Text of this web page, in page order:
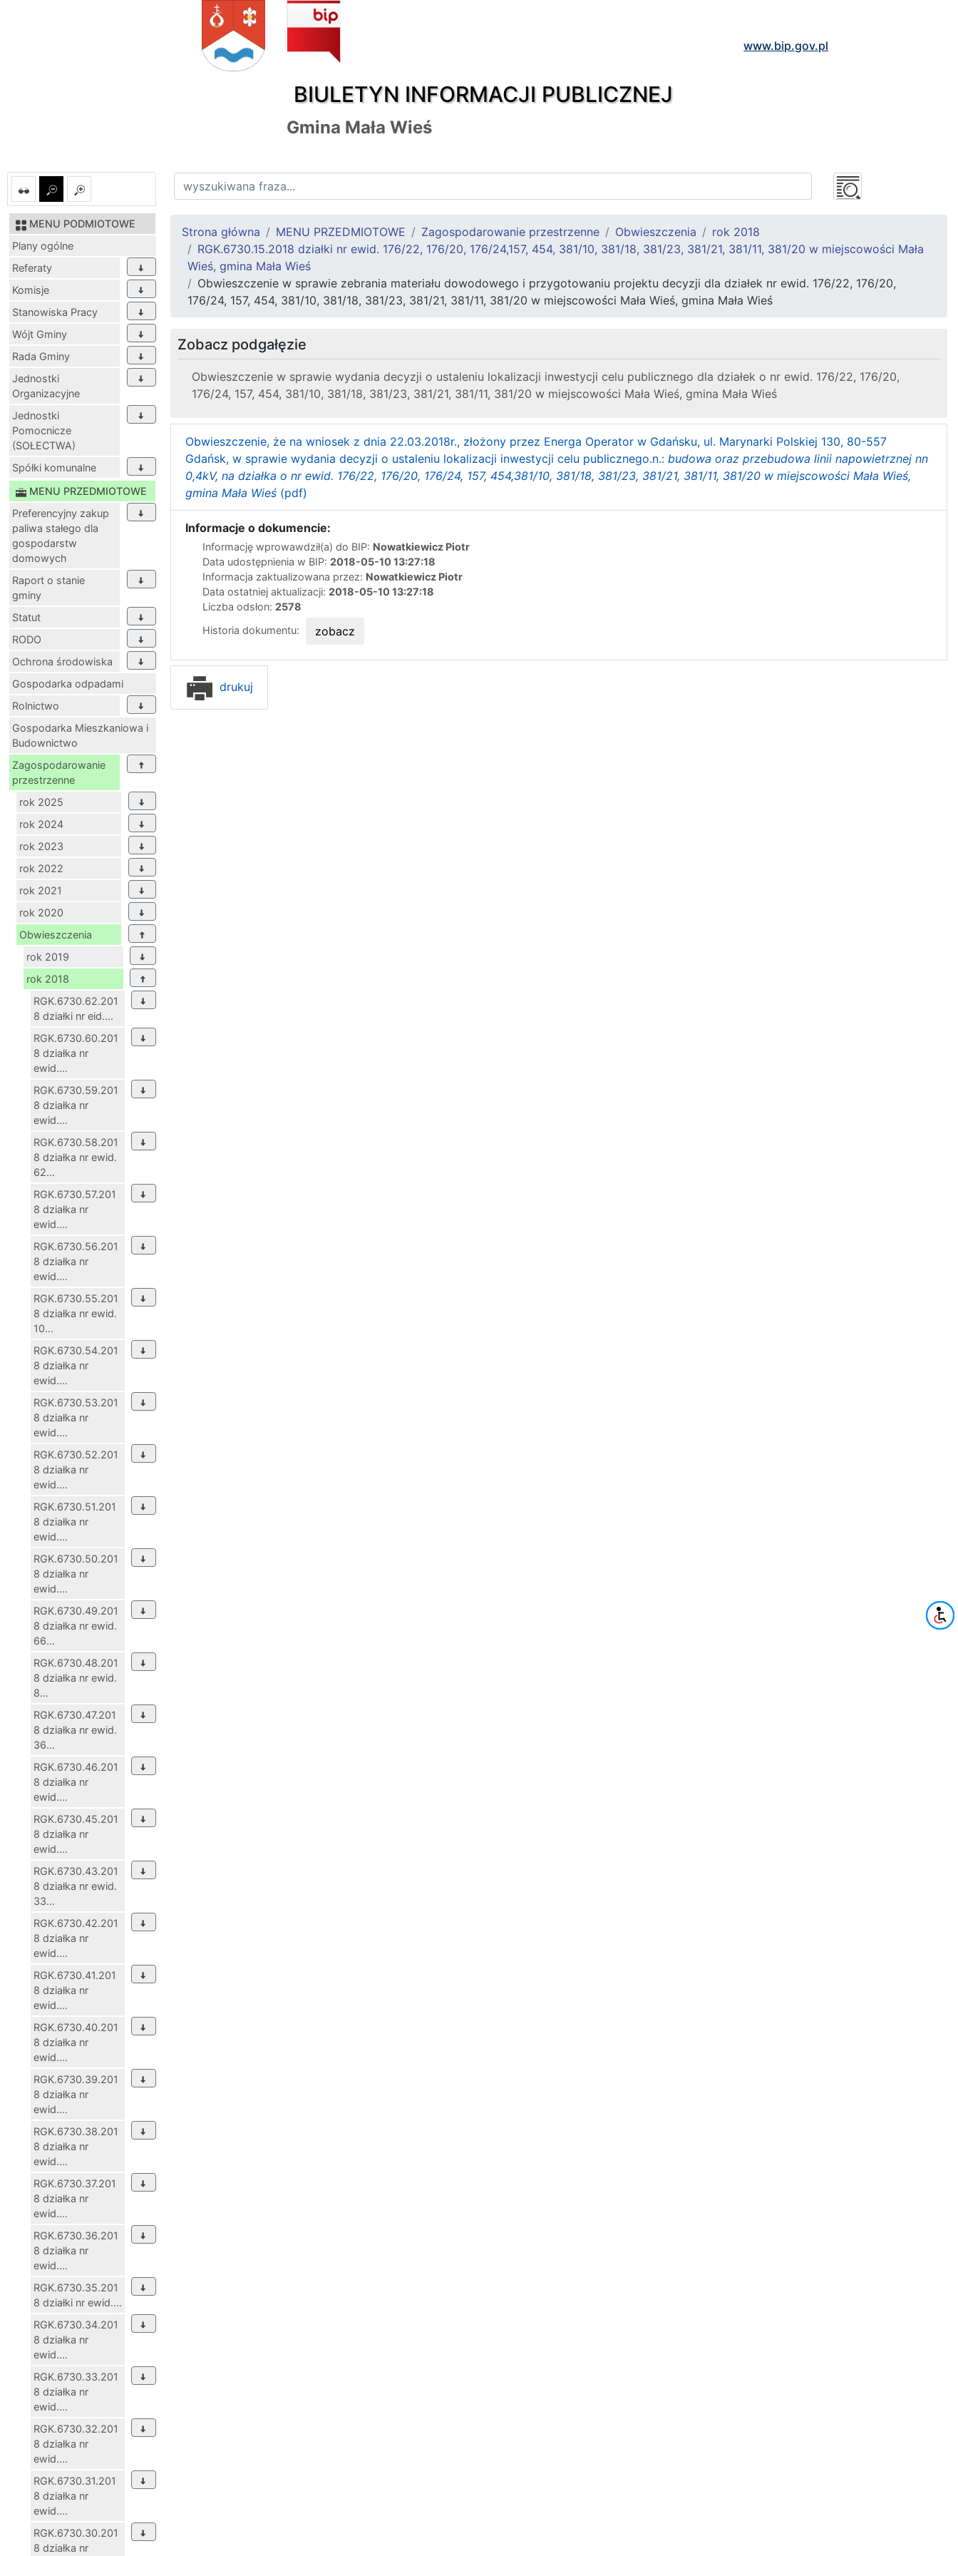
BIULETYN INFORMACJI PUBLICZNEJ
www.bip.gov.pl
Gmina Mała Wieś
MENU PODMIOTOWE
Plany ogólne
Referaty
Komisje
Stanowiska Pracy
Wójt Gminy
Rada Gminy
Jednostki
Organizacyjne
Jednostki
Pomocnicze
(SOŁECTWA)
Spółki komunalne
MENU PRZEDMIOTOWE
Preferencyjny zakup
paliwa stałego dla
gospodarstw
domowych
Raport o stanie
gminy
Statut
RODO
Ochrona środowiska
Gospodarka odpadami
Rolnictwo
Gospodarka Mieszkaniowa i
Budownictwo
Zagospodarowanie
przestrzenne
rok 2025
rok 2024
rok 2023
rok 2022
rok 2021
rok 2020
Obwieszczenia
rok 2019
rok 2018
RGK.6730.62.201
8 działki nr eid....
RGK.6730.60.201
8 działka nr
ewid....
RGK.6730.59.201
8 działka nr
ewid....
RGK.6730.58.201
8 działka nr ewid.
62...
RGK.6730.57.201
8 działka nr
ewid....
RGK.6730.56.201
8 działka nr
ewid....
RGK.6730.55.201
8 działka nr ewid.
10...
RGK.6730.54.201
8 działka nr
ewid....
RGK.6730.53.201
8 działka nr
ewid....
RGK.6730.52.201
8 działka nr
ewid....
RGK.6730.51.201
8 działka nr
ewid....
RGK.6730.50.201
8 działka nr
ewid....
RGK.6730.49.201
8 działka nr ewid.
66...
RGK.6730.48.201
8 działka nr ewid.
8...
RGK.6730.47.201
8 działka nr ewid.
36...
RGK.6730.46.201
8 działka nr
ewid....
RGK.6730.45.201
8 działka nr
ewid....
RGK.6730.43.201
8 działka nr ewid.
33...
RGK.6730.42.201
8 działka nr
ewid....
RGK.6730.41.201
8 działka nr
ewid....
RGK.6730.40.201
8 działka nr
ewid....
RGK.6730.39.201
8 działka nr
ewid....
RGK.6730.38.201
8 działka nr
ewid....
RGK.6730.37.201
8 działka nr
ewid....
RGK.6730.36.201
8 działka nr
ewid....
RGK.6730.35.201
8 działki nr ewid....
RGK.6730.34.201
8 działka nr
ewid....
RGK.6730.33.201
8 działka nr
ewid....
RGK.6730.32.201
8 działka nr
ewid....
RGK.6730.31.201
8 działka nr
ewid....
RGK.6730.30.201
8 działka nr
Strona główna MENU PRZEDMIOTOWE Zagospodarowanie przestrzenne Obwieszczenia
rok 2018
RGK.6730.15.2018 działki nr ewid. 176/22, 176/20, 176/24,157, 454, 381/10, 381/18, 381/23, 381/21, 381/11, 381/20 w miejscowości Mała
Wieś, gmina Mała Wieś
Obwieszczenie w sprawie zebrania materiału dowodowego i przygotowaniu projektu decyzji dla działek nr ewid. 176/22, 176/20,
176/24, 157, 454, 381/10, 381/18, 381/23, 381/21, 381/11, 381/20 w miejscowości Mała Wieś, gmina Mała Wieś
Zobacz podgałęzie
Obwieszczenie w sprawie wydania decyzji o ustaleniu lokalizacji inwestycji celu publicznego dla działek o nr ewid. 176/22, 176/20,
176/24, 157, 454, 381/10, 381/18, 381/23, 381/21, 381/11, 381/20 w miejscowości Mała Wieś, gmina Mała Wieś
Obwieszczenie, że na wniosek z dnia 22.03.2018r., złożony przez Energa Operator w Gdańsku, ul. Marynarki Polskiej 130, 80-557
Gdańsk, w sprawie wydania decyzji o ustaleniu lokalizacji inwestycji celu publicznego.n.: budowa oraz przebudowa linii napowietrznej nn
0,4kV, na działka o nr ewid. 176/22, 176/20, 176/24, 157, 454,381/10, 381/18, 381/23, 381/21, 381/11, 381/20 w miejscowości Mała Wieś,
gmina Mała Wieś (pdf)
Informacje o dokumencie:
Informację wprowawdził(a) do BIP: Nowatkiewicz Piotr
Data udostępnienia w BIP: 2018-05-10 13:27:18
Informacja zaktualizowana przez: Nowatkiewicz Piotr
Data ostatniej aktualizacji: 2018-05-10 13:27:18
Liczba odsłon: 2578
Historia dokumentu:
zobacz
drukuj